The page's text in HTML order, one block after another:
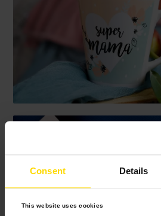
Consent Details
This website uses cookies